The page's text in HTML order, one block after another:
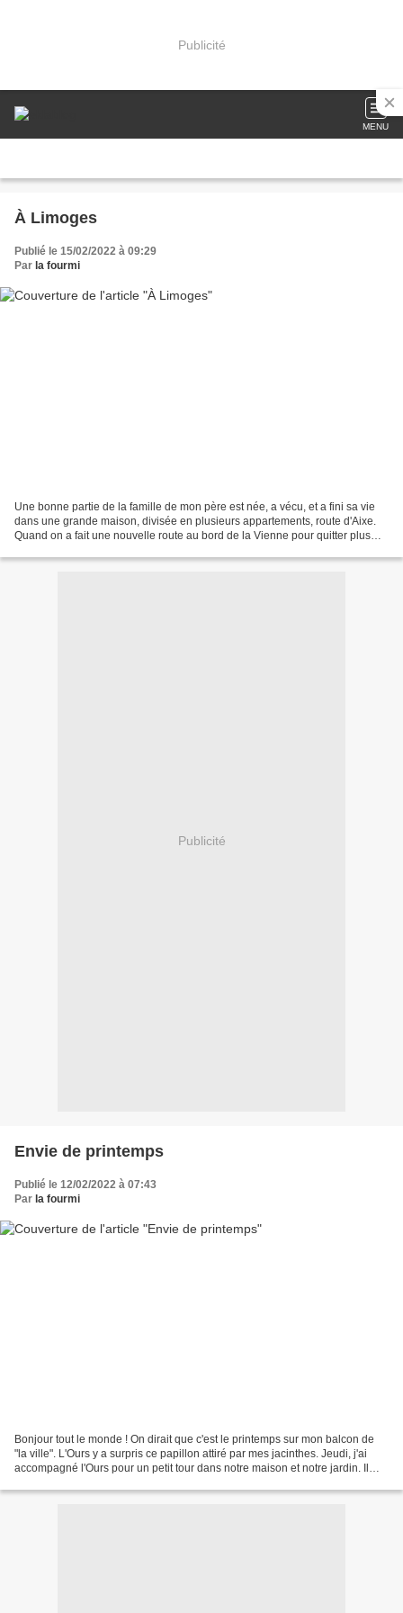
Publicité
MENU
À Limoges
Publié le 15/02/2022 à 09:29
Par la fourmi
Une bonne partie de la famille de mon père est née, a vécu, et a fini sa vie
dans une grande maison, divisée en plusieurs appartements, route d'Aixe.
Quand on a fait une nouvelle route au bord de la Vienne pour quitter plus
Publicité
Envie de printemps
Publié le 12/02/2022 à 07:43
Par la fourmi
Bonjour tout le monde ! On dirait que c'est le printemps sur mon balcon de
"la ville". L'Ours y a surpris ce papillon attiré par mes jacinthes. Jeudi, j'ai
accompagné l'Ours pour un petit tour dans notre maison et notre jardin. Il